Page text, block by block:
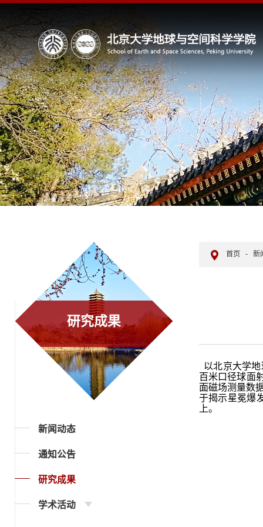
研究成果
新闻动态
通知公告
研究成果
学术活动
首页 - 新
以北京大学
百米口径球面
面磁场测量数
于揭示星冕爆
上。